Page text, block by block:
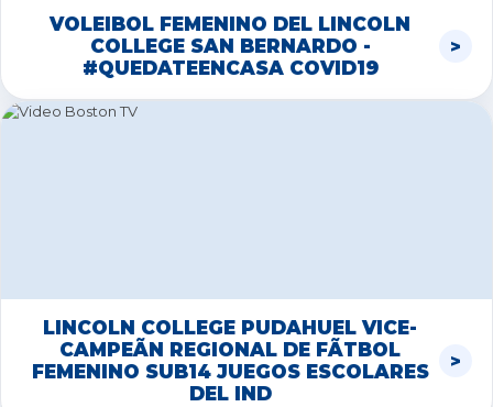
VOLEIBOL FEMENINO DEL LINCOLN
COLLEGE SAN BERNARDO -
#QUEDATEENCASA COVID19
LINCOLN COLLEGE PUDAHUEL VICE-
CAMPEÃN REGIONAL DE FÃTBOL
FEMENINO SUB14 JUEGOS ESCOLARES
DEL IND